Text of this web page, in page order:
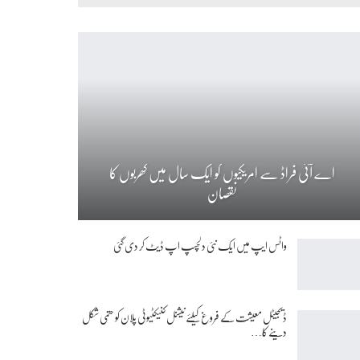
اے آئی فراڈ سے امریکیوں کو ایک سال میں کھربوں کا
نقصان
واٹس ایپ میں ایک نئی دلچسپ اپ ڈیٹ کر دی گئی
ڈیجیٹل معیشت کے فروغ کیلئے نیشنل کنیکٹیوٹی پلان کو حتمی شکل
دینے کا…